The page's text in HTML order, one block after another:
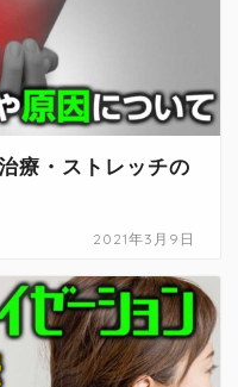
療・ストレッチの
2021年3月9日